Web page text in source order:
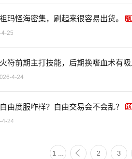
玛怪海密集，刷起来很容易出货。
4-25
符前期主打技能，后期换嗜血术有
4-24
由度服咋样？自由交易会不会乱？
4-24
1 ... 2 3